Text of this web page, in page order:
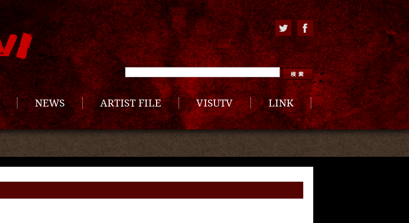
NEWS ARTIST FILE VISUTV LINK